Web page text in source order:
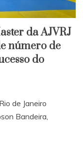
da AJVRJ
número de
do
de Janeiro
Bandeira,